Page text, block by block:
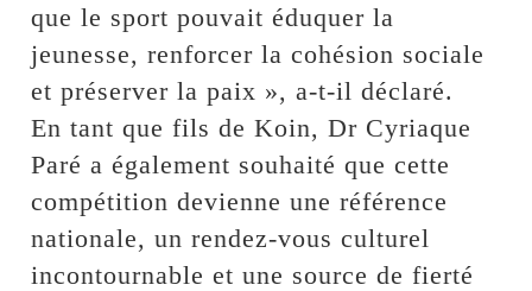
que le sport pouvait éduquer la
jeunesse, renforcer la cohésion sociale
et préserver la paix », a-t-il déclaré.
En tant que fils de Koin, Dr Cyriaque
Paré a également souhaité que cette
compétition devienne une référence
nationale, un rendez-vous culturel
incontournable et une source de fierté